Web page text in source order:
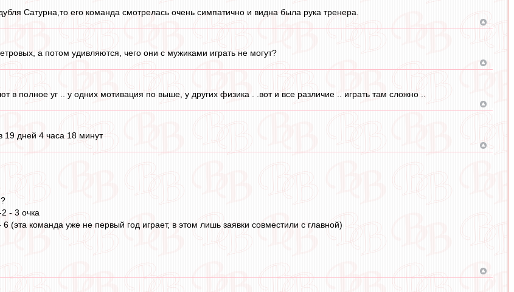
Сатурна,то его команда смотрелась очень симпатично и видна была рука тренера.
а потом удивляются, чего они с мужиками играть не могут?
в полное уг .. у одних мотивация по выше, у других физика . .вот и все различие .. играть там сложно ..
19 дней 4 часа 18 минут
- 3 очка
(эта команда уже не первый год играет, в этом лишь заявки совместили с главной)